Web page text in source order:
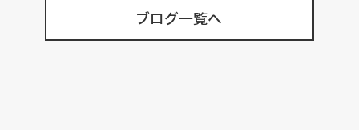
ブログ一覧へ